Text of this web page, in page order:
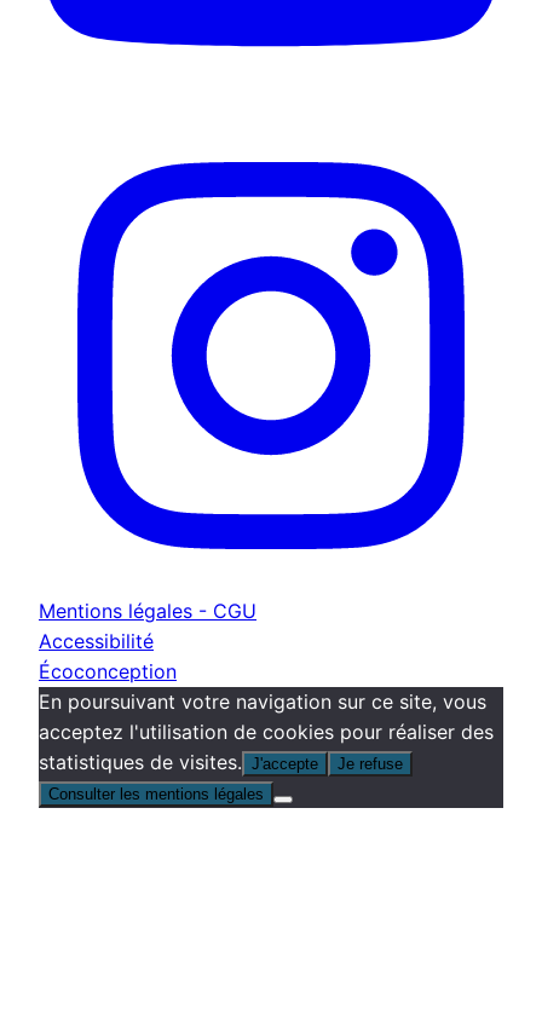
Mentions légales - CGU
Accessibilité
Écoconception
En poursuivant votre navigation sur ce site, vous
acceptez l'utilisation de cookies pour réaliser des
statistiques de visites. J'accepte
Je refuse
Consulter les mentions légales